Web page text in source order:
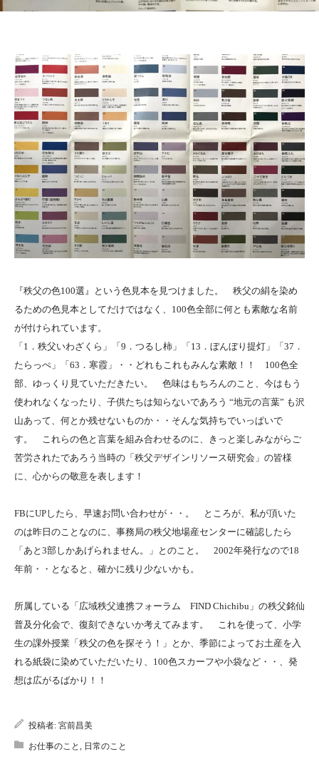
『秩父の色100選』という色見本を見つけました。 秩父の絹を染め
るための色見本としてだけではなく、100色全部に何とも素敵な名前
が付けられています。
「1．秩父いわざくら」「9．つるし柿」「13．ぼんぼり提灯」「37．
たらっぺ」「63．寒霞」・・どれもこれもみんな素敵！！ 100色全
部、ゆっくり見ていただきたい。 色味はもちろんのこと、今はもう
使われなくなったり、子供たちは知らないであろう “地元の言葉” も沢
山あって、何とか残せないものか・・そんな気持ちでいっぱいで
す。 これらの色と言葉を組み合わせるのに、きっと楽しみながらご
苦労されたであろう当時の「秩父デザインリソース研究会」の皆様
に、心からの敬意を表します！
FBにUPしたら、早速お問い合わせが・・。 ところが、私が頂いた
のは昨日のことなのに、事務局の秩父地場産センターに確認したら
「あと3部しかあげられません。」とのこと。 2002年発行なので18
年前・・となると、確かに残り少ないかも。
所属している「広域秩父連携フォーラム FIND Chichibu」の秩父銘仙
普及分化会で、復刻できないか考えてみます。 これを使って、小学
生の課外授業「秩父の色を探そう！」とか、季節によってお土産を入
れる紙袋に染めていただいたり、100色スカーフや小袋など・・、発
想は広がるばかり！！
投稿者: 宮前昌美
お仕事のこと , 日常のこと